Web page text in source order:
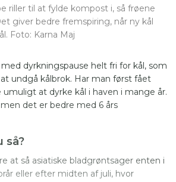
riller til at fylde kompost i, så frøene
giver bedre fremspiring, når ny kål
Foto: Karna Maj
dyrkningspause helt fri for kål, som
undgå kålbrok. Har man først fået
at dyrke kål i haven i mange år.
det er bedre med 6 års
så?
at så asiatiske bladgrøntsager enten i
eller efter midten af juli, hvor